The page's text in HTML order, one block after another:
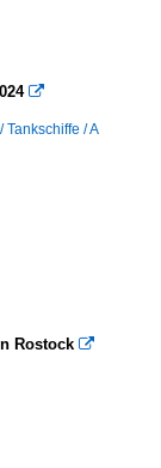

Tankschiffe / A
Rostock 